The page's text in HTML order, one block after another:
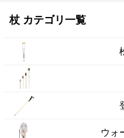
杖 カテゴリ一覧
ウォ